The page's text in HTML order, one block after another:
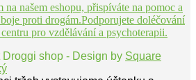
na našem eshopu, přispíváte na pomoc a
proti drogám.Podporujete doléčování
pro vzdělávání a psychoterapii.
shop - Design by Square